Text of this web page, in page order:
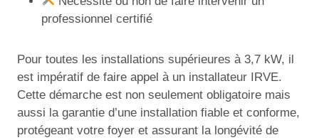
professionnel certifié
Pour toutes les installations supérieures à 3,7 kW, il
est impératif de faire appel à un installateur IRVE.
Cette démarche est non seulement obligatoire mais
aussi la garantie d’une installation fiable et conforme,
protégeant votre foyer et assurant la longévité de